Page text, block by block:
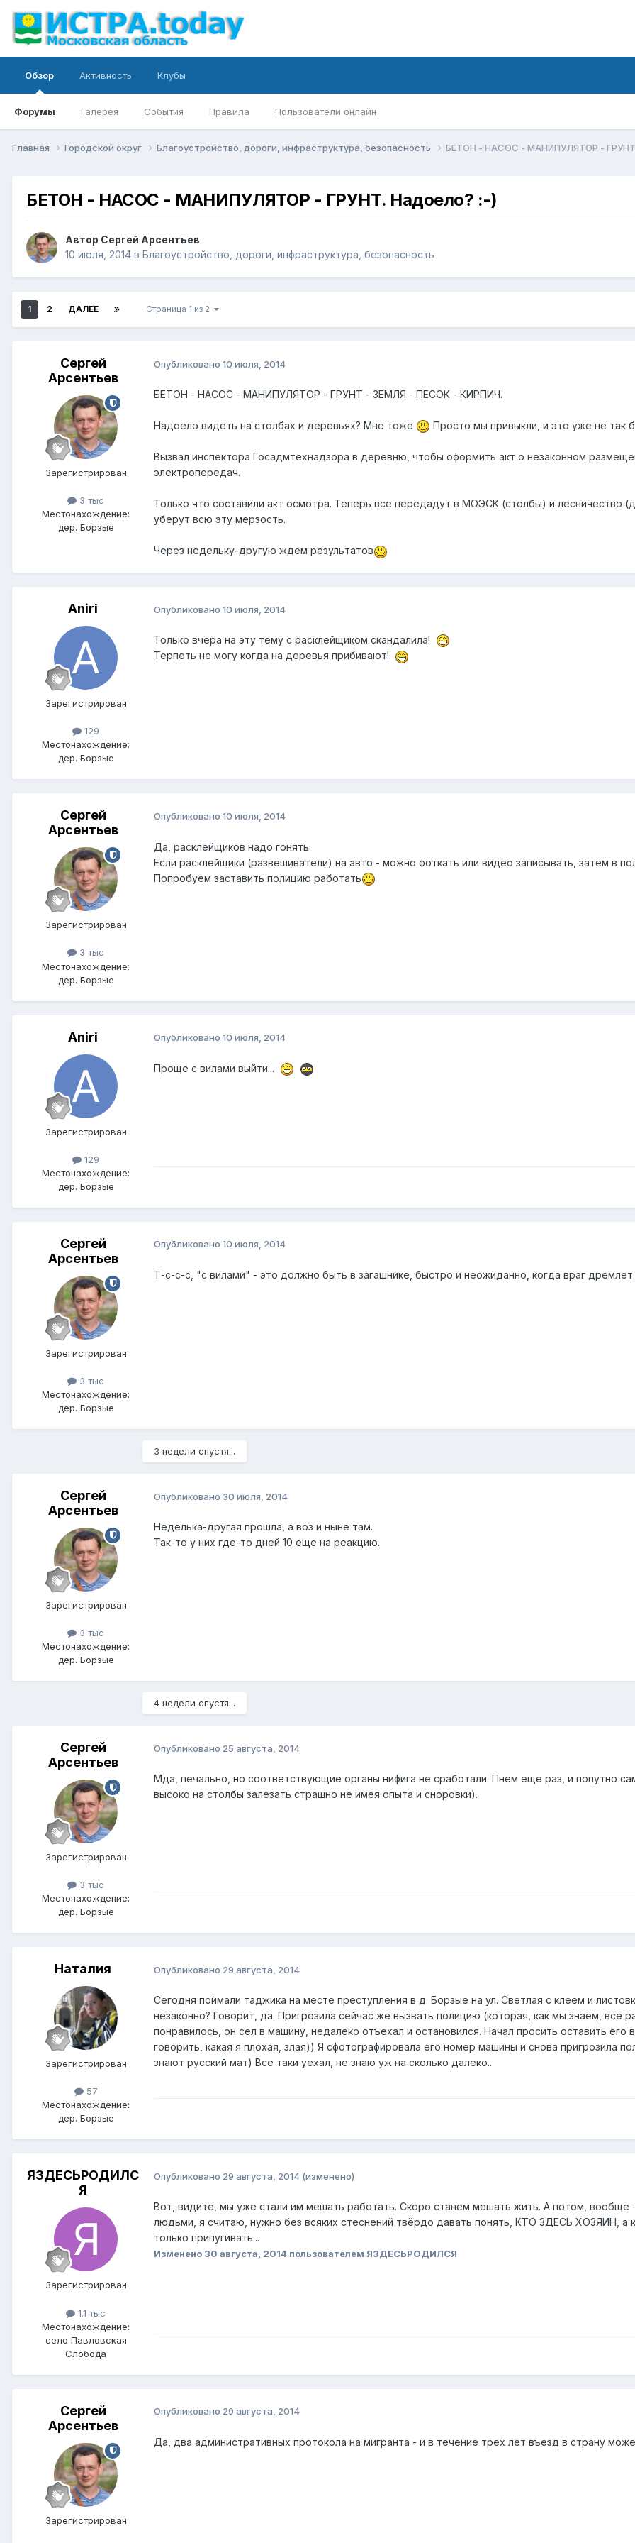
Обзор
Форумы Галерея События Правила Пользователи онлайн
Активность Клубы
Главная Городской округ Благоустройство, дороги, инфраструктура, безопасность БЕТОН - НАСОС - МАНИПУЛЯТОР -
БЕТОН - НАСОС - МАНИПУЛЯТОР - ГРУНТ. Надоело? :-)
Автор Сергей Арсентьев
10 июля, 2014 в Благоустройство, дороги, инфраструктура, безопасность
1 2 ДАЛЕЕ Страница 1 из 2
Сергей
Арсентьев
Зарегистрирован
3 тыс
Местонахождение:
дер. Борзые
Опубликовано 10 июля, 2014
БЕТОН - НАСОС - МАНИПУЛЯТОР - ГРУНТ - ЗЕМЛЯ - ПЕСОК - КИРПИЧ.
Надоело видеть на столбах и деревьях? Мне тоже Просто мы привыкли, и это уже не так
Вызвал инспектора Госадмтехнадзора в деревню, чтобы оформить акт о незаконном
электропередач.
Только что составили акт осмотра. Теперь все передадут в МОЭСК (столбы) и лесничество
уберут всю эту мерзость.
Через недельку-другую ждем результатов
Aniri
Зарегистрирован
129
Местонахождение:
дер. Борзые
Опубликовано 10 июля, 2014
Только вчера на эту тему с расклейщиком скандалила!
Терпеть не могу когда на деревья прибивают!
Сергей
Арсентьев
Зарегистрирован
3 тыс
Местонахождение:
дер. Борзые
Опубликовано 10 июля, 2014
Да, расклейщиков надо гонять.
Если расклейщики (развешиватели) на авто - можно фоткать или видео записывать, затем в
Попробуем заставить полицию работать
Aniri
Зарегистрирован
129
Местонахождение:
дер. Борзые
Опубликовано 10 июля, 2014
Проще с вилами выйти...
Сергей
Арсентьев
Зарегистрирован
3 тыс
Местонахождение:
дер. Борзые
Опубликовано 10 июля, 2014
Т-с-с-с, "с вилами" - это должно быть в загашнике, быстро и неожиданно, когда враг дремлет
3 недели спустя...
Сергей
Арсентьев
Зарегистрирован
3 тыс
Местонахождение:
дер. Борзые
Опубликовано 30 июля, 2014
Неделька-другая прошла, а воз и ныне там.
Так-то у них где-то дней 10 еще на реакцию.
4 недели спустя...
Сергей
Арсентьев
Зарегистрирован
3 тыс
Местонахождение:
дер. Борзые
Опубликовано 25 августа, 2014
Мда, печально, но соответствующие органы нифига не сработали. Пнем еще раз, и попутно
высоко на столбы залезать страшно не имея опыта и сноровки).
Наталия
Зарегистрирован
57
Местонахождение:
дер. Борзые
Опубликовано 29 августа, 2014
Сегодня поймали таджика на месте преступления в д. Борзые на ул. Светлая с клеем и
незаконно? Говорит, да. Пригрозила сейчас же вызвать полицию (которая, как мы знаем, все
понравилось, он сел в машину, недалеко отъехал и остановился. Начал просить оставить
говорить, какая я плохая, злая)) Я сфотографировала его номер машины и снова пригрозила
знают русский мат) Все таки уехал, не знаю уж на сколько далеко...
ЯЗДЕСЬРОДИЛС
Я
Зарегистрирован
1.1 тыс
Местонахождение:
село Павловская
Слобода
Опубликовано 29 августа, 2014 (изменено)
Вот, видите, мы уже стали им мешать работать. Скоро станем мешать жить. А потом,
людьми, я считаю, нужно без всяких стеснений твёрдо давать понять, КТО ЗДЕСЬ ХОЗЯИН,
только припугивать...
Изменено 30 августа, 2014 пользователем ЯЗДЕСЬРОДИЛСЯ
Сергей
Арсентьев
Зарегистрирован
Опубликовано 29 августа, 2014
Да, два административных протокола на мигранта - и в течение трех лет въезд в страну